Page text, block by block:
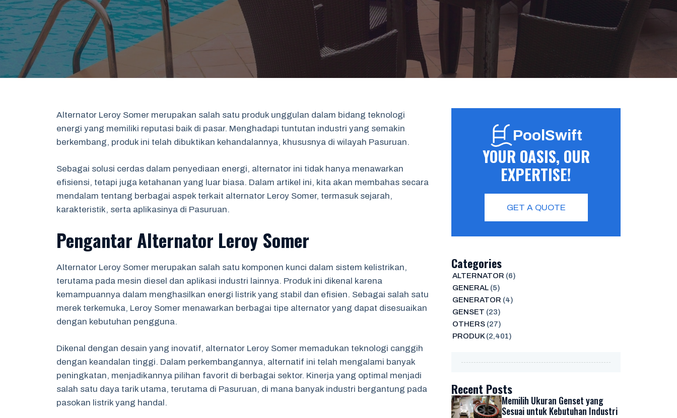
Alternator Leroy Somer merupakan salah satu produk unggulan dalam bidang teknologi
energi yang memiliki reputasi baik di pasar. Menghadapi tuntutan industri yang semakin
berkembang, produk ini telah dibuktikan kehandalannya, khususnya di wilayah Pasuruan.
Sebagai solusi cerdas dalam penyediaan energi, alternator ini tidak hanya menawarkan
efisiensi, tetapi juga ketahanan yang luar biasa. Dalam artikel ini, kita akan membahas secara
mendalam tentang berbagai aspek terkait alternator Leroy Somer, termasuk sejarah,
karakteristik, serta aplikasinya di Pasuruan.
Pengantar Alternator Leroy Somer
Alternator Leroy Somer merupakan salah satu komponen kunci dalam sistem kelistrikan,
terutama pada mesin diesel dan aplikasi industri lainnya. Produk ini dikenal karena
kemampuannya dalam menghasilkan energi listrik yang stabil dan efisien. Sebagai salah satu
merek terkemuka, Leroy Somer menawarkan berbagai tipe alternator yang dapat disesuaikan
dengan kebutuhan pengguna.
Dikenal dengan desain yang inovatif, alternator Leroy Somer memadukan teknologi canggih
dengan keandalan tinggi. Dalam perkembangannya, alternatif ini telah mengalami banyak
peningkatan, menjadikannya pilihan favorit di berbagai sektor. Kinerja yang optimal menjadi
salah satu daya tarik utama, terutama di Pasuruan, di mana banyak industri bergantung pada
pasokan listrik yang handal.
PoolSwift
YOUR OASIS, OUR
EXPERTISE!
GET A QUOTE
Categories
ALTERNATOR (6)
GENERAL(5)
GENERATOR (4)
GENSET (23)
OTHERS(27)
PRODUK(2,401)
Recent Posts
Memilih Ukuran Genset yang
Sesuai untuk Kebutuhan Industri